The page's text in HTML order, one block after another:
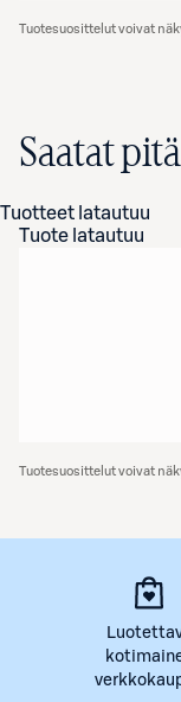
Tuotesuosittelut voivat
Saatat
Tuotteet latautuu
Tuote latautuu
Tuotesuosittelut voivat